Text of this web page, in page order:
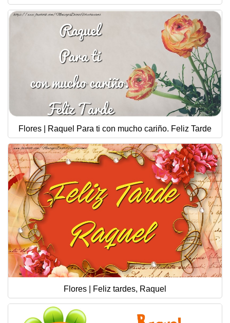
Flores | Raquel Para ti con mucho cariño. Feliz Tarde
Flores | Feliz tardes, Raquel